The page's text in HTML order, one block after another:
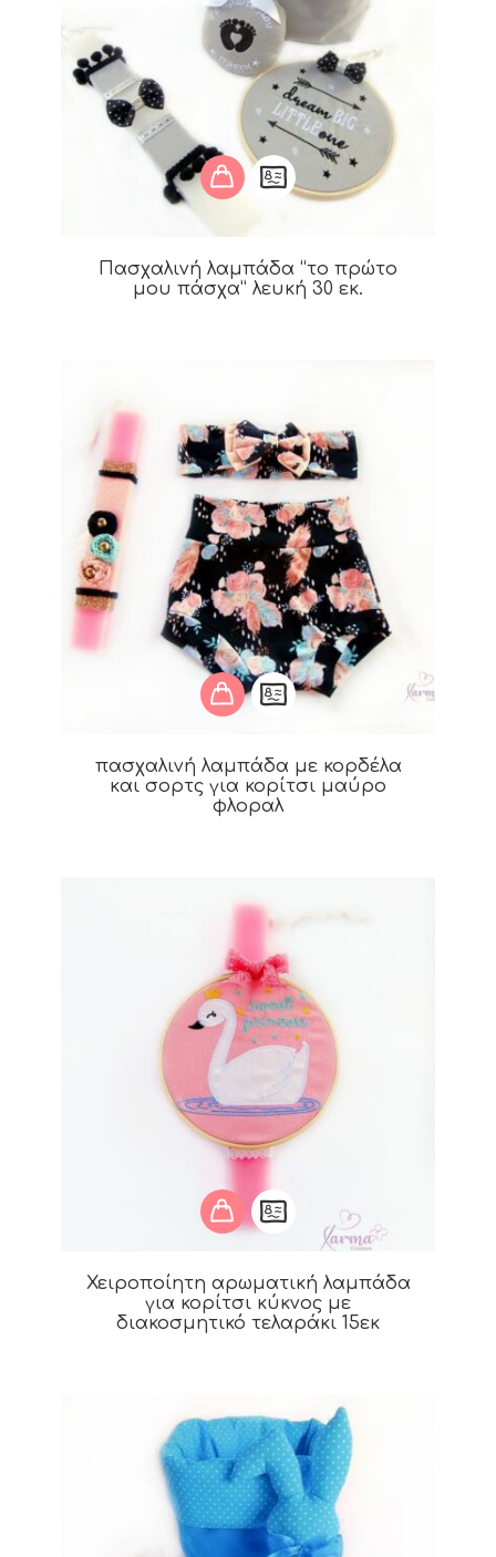
Πασχαλινή λαμπάδα “το πρώτο
μου πάσχα” λευκή 30 εκ.
πασχαλινή λαμπάδα με κορδέλα
και σορτς για κορίτσι μαύρο
φλοραλ
Χειροποίητη αρωματική λαμπάδα
για κορίτσι κύκνος με
διακοσμητικό τελαράκι 15εκ